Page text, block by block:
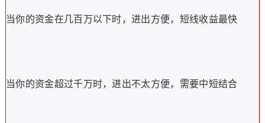
当你的资金在几百万以下时，进出方便，短线收益最快
当你的资金超过千万时，进出不太方便，需要中短结合